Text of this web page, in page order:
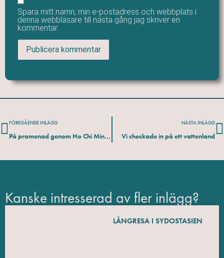
Spara mitt namn, min e-postadress och webbplats i
denna webbläsare till nästa gång jag skriver en
kommentar.
FÖREGÅENDE INLÄGG
På promenad genom Ho Chi Minh City
NÄSTA INLÄGG
Vi checkade in på ett vattenland
Kanske intresserad av fler inlägg?
LÅNGRESA I SYDOSTASIEN